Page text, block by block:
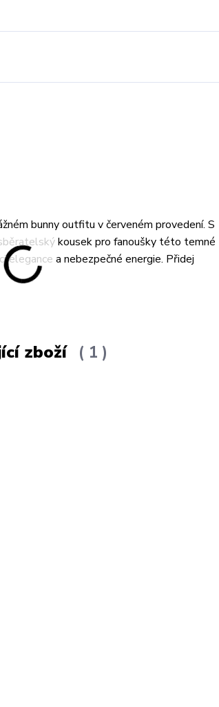
bunny outfitu v červeném provedení. S
kousek pro fanoušky této temné
elegance a nebezpečné energie. Přidej
zboží 1